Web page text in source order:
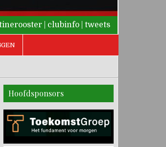
clubinfo tweets
Hoofdsponsors